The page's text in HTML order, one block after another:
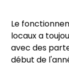
Le
locaux a
avec des
début de